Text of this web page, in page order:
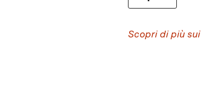
Scopri di più